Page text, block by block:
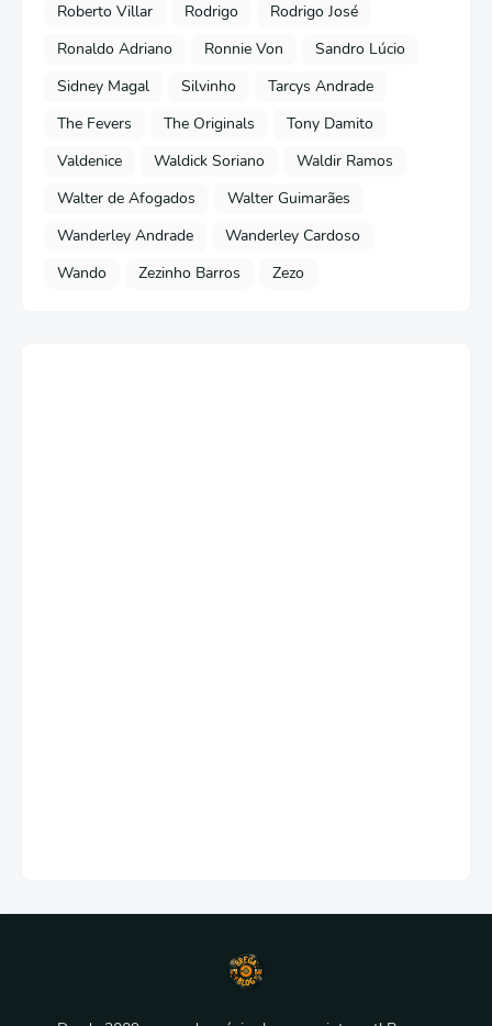
Roberto Villar
Rodrigo
Rodrigo José
Ronaldo Adriano
Ronnie Von
Sandro Lúcio
Sidney Magal
Silvinho
Tarcys Andrade
The Fevers
The Originals
Tony Damito
Valdenice
Waldick Soriano
Waldir Ramos
Walter de Afogados
Walter Guimarães
Wanderley Andrade
Wanderley Cardoso
Wando
Zezinho Barros Zezo